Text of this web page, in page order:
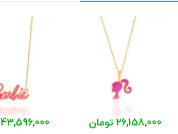
26,158,000 تومان 43,596,000 تومان